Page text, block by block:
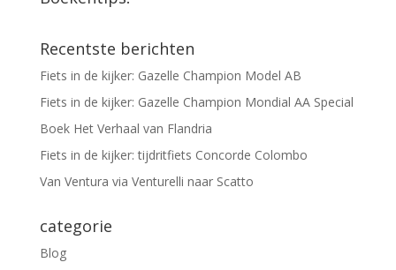
Recentste berichten
Fiets in de kijker: Gazelle Champion Model AB
Fiets in de kijker: Gazelle Champion Mondial AA Special
Boek Het Verhaal van Flandria
Fiets in de kijker: tijdritfiets Concorde Colombo
Van Ventura via Venturelli naar Scatto
categorie
Blog